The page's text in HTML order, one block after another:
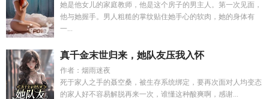
她是他女儿的家庭教师，他是这个房子的男主人。第一次见面，
他与她握手。男人粗糙的掌纹贴住她手心的软肉，她的身体有
一...
真千金末世归来，她队友压我入怀
作者：烟雨迷夜
死于家人之手的聂空桑，被生存系统绑定，要再次面对人均变态
的家人好不容易解脱再来一次，谁懂这种酸爽啊，感谢...